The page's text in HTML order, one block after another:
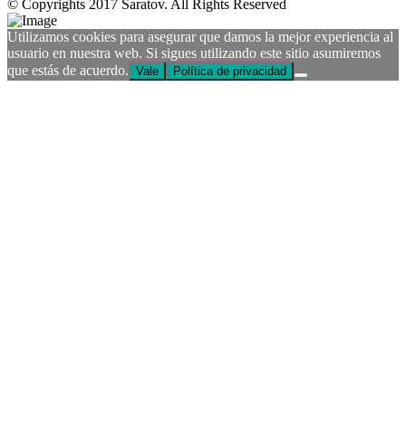
© Copyrights 2017 Saratov. All Rights Reserved
Utilizamos cookies para asegurar que damos la mejor experiencia al
usuario en nuestra web. Si sigues utilizando este sitio asumiremos
que estás de acuerdo. Vale Política de privacidad